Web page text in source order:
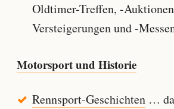
Oldtimer-Treffen, -
Versteigerungen und -
Motorsport und Historie
Rennsport-Geschichten…